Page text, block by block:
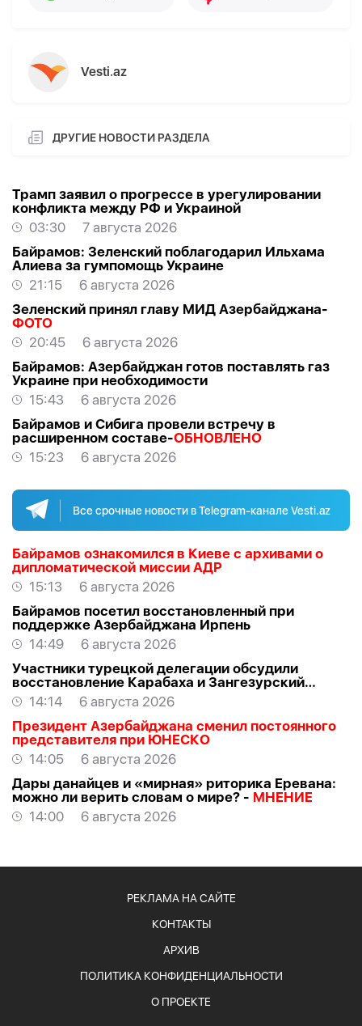
Vesti.az
ДРУГИЕ НОВОСТИ РАЗДЕЛА
Трамп заявил о прогрессе в урегулировании
конфликта между РФ и Украиной
03:30
7 августа 2026
Байрамов: Зеленский поблагодарил Ильхама
Алиева за гумпомощь Украине
21:15
6 августа 2026
Зеленский принял главу МИД Азербайджана-
ФОТО
20:45
6 августа 2026
Байрамов: Азербайджан готов поставлять газ
Украине при необходимости
15:43
6 августа 2026
Байрамов и Сибига провели встречу в
расширенном составе-ОБНОВЛЕНО
15:23
6 августа 2026
Все срочные новости в Telegram-канале Vesti.az
Байрамов ознакомился в Киеве с архивами о
дипломатической миссии АДР
15:13
6 августа 2026
Байрамов посетил восстановленный при
поддержке Азербайджана Ирпень
14:49
6 августа 2026
Участники турецкой делегации обсудили
восстановление Карабаха и Зангезурский
коридор
14:14
6 августа 2026
Президент Азербайджана сменил постоянного
представителя при ЮНЕСКО
14:05
6 августа 2026
Дары данайцев и «мирная» риторика Еревана:
можно ли верить словам о мире? - МНЕНИЕ
14:00
6 августа 2026
РЕКЛАМА НА САЙТЕ
КОНТАКТЫ
АРХИВ
ПОЛИТИКА КОНФИДЕНЦИАЛЬНОСТИ
О ПРОЕКТЕ